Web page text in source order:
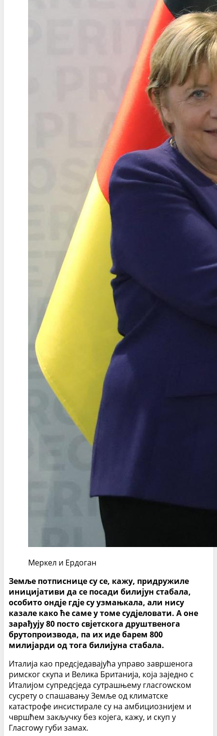
Меркел и Ердоган
Земље потписнице су се, кажу, придружиле
иницијативи да се посади билијун стабала,
особито ондје гдје су узмањкала, али нису
казале како ће саме у томе судјеловати. А оне
зарађују 80 посто свјетскога друштвенога
брутопроизвода, па их иде барем 800
милијарди од тога билијуна стабала.
Италија као предсједавајућа управо завршенога
римског скупа и Велика Британија, која заједно с
Италијом супредсједа сутрашњему гласгоwском
сусрету о спашавању Земље од климатске
катастрофе инсистирале су на амбициознијем и
чвршћем закључку без којега, кажу, и скуп у
Гласгоwу губи замах.